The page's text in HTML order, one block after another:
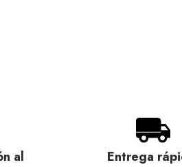
al
Entrega